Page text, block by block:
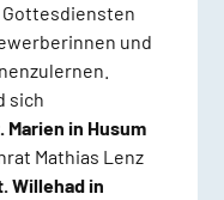
Gottesdiensten
und
sich
Marien in Husum
Mathias Lenz
Willehad in